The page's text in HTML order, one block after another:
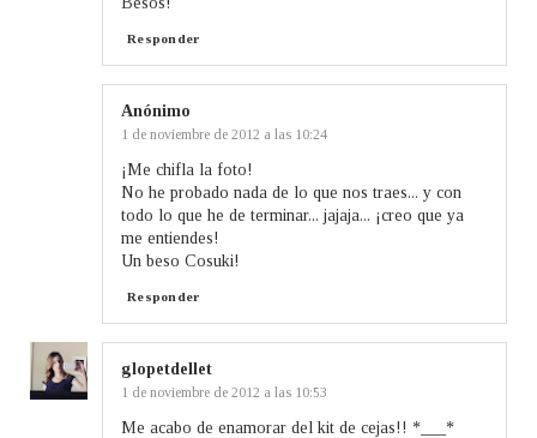
Responder
Anónimo
1 de noviembre de 2012 a las 10:24
¡Me chifla la foto!
No he probado nada de lo que nos traes... y con
todo lo que he de terminar... jajaja... ¡creo que ya
me entiendes!
Un beso Cosuki!
Responder
glopetdellet
1 de noviembre de 2012 a las 10:53
Me acabo de enamorar del kit de cejas!! *___*